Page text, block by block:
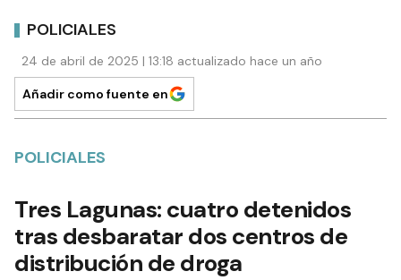
POLICIALES
24 de abril de 2025 | 13:18 actualizado hace un año
Añadir como fuente en
POLICIALES
Tres Lagunas: cuatro detenidos
tras desbaratar dos centros de
distribución de droga